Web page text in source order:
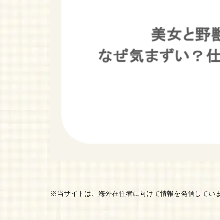
※当サイトは、海外在住者に向けて情報を発信してい